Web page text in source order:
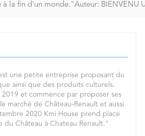
à la fin d'un monde."Auteur: BIENVENU
une petite entreprise proposant du
ainsi que des produits culturels.
et commence par proposer ses
marché de Château-Renault et aussi
2020 Kmi House prend place
Château à Chateau Renault."